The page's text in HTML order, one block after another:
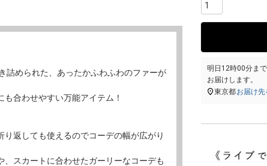
詰められた、あったかふわふわのファーが
合わせやすい万能アイテム！
返しても使えるのでコーデの幅が広がり
スカートに合わせたガーリーなコーデも
明日 12時00分ま
お届けします。
東京都お届け